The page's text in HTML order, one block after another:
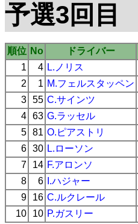
予選3回目
順位 No ドライバー
1
4 L.ノリス
2
1 M.フェルスタッペン
3 55 C.サインツ
4 63 G.ラッセル
5 81 O.ピアストリ
6 30 L.ローソン
7
14 F.アロンソ
8
6 I.ハジャー
9
16 C.ルクレール
10
10 P.ガスリー